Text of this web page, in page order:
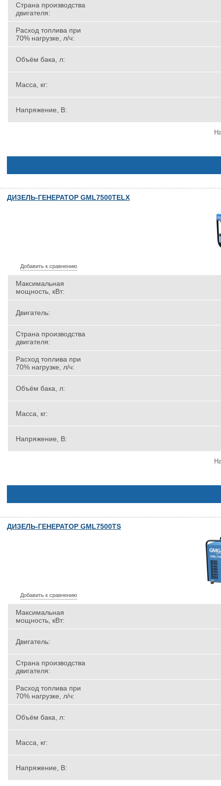
Страна производства
двигателя:
Расход топлива при
70% нагрузке, л/ч:
Объём бака, л:
Масса, кг:
Напряжение, В:
ДИЗЕЛЬ-ГЕНЕРАТОР GML7500TELX
Добавить к сравнению
Максимальная
мощность, кВт:
Двигатель:
Страна производства
двигателя:
Расход топлива при
70% нагрузке, л/ч:
Объём бака, л:
Масса, кг:
Напряжение, В:
ДИЗЕЛЬ-ГЕНЕРАТОР GML7500TS
Добавить к сравнению
Максимальная
мощность, кВт:
Двигатель:
Страна производства
двигателя:
Расход топлива при
70% нагрузке, л/ч:
Объём бака, л:
Масса, кг:
Напряжение, В: